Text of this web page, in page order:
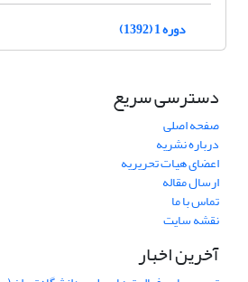
دوره 1 (1392)
دسترسی سریع
صفحه اصلی
درباره نشریه
اعضای هیات تحریریه
ارسال مقاله
تماس با ما
نقشه سایت
آخرین اخبار